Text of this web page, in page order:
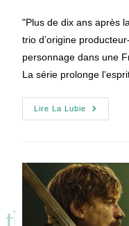
"Plus de dix ans après
trio d’origine
personnage dans une
La série prolonge
Lire La Lubie
[VIDEO]
Histoire
D’UN
En
Série
!